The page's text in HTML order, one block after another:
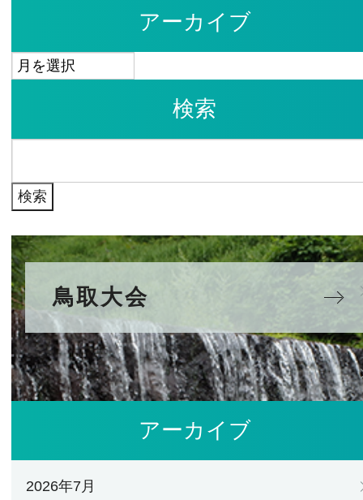
アーカイブ
ア
検索
鳥取大会
アーカイブ
2026年7月